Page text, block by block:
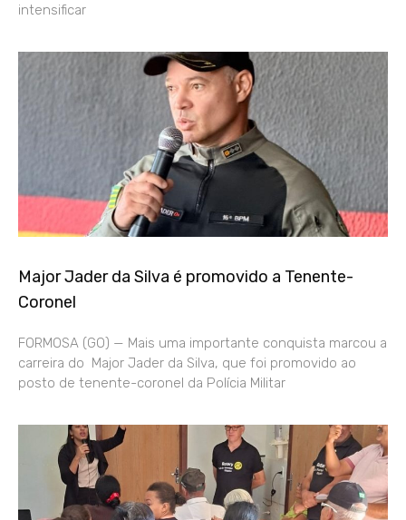
intensificar
Major Jader da Silva é promovido a Tenente-
Coronel
FORMOSA (GO) — Mais uma importante conquista marcou a
carreira do Major Jader da Silva, que foi promovido ao
posto de tenente-coronel da Polícia Militar